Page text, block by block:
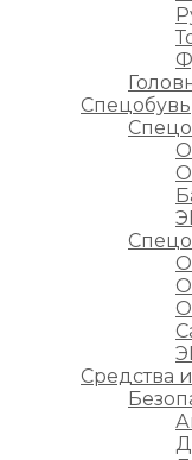
Спецобувь
Средства